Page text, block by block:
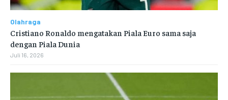
Olahraga
Cristiano Ronaldo mengatakan Piala Euro sama saja
dengan Piala Dunia
Juli 16, 2026